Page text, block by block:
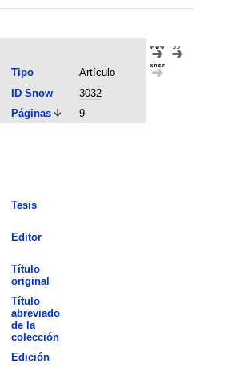
Tipo
Artículo
ID Snow
3032
Páginas
9
Tesis
Editor
Título
original
Título
abreviado
de la
colección
Edición